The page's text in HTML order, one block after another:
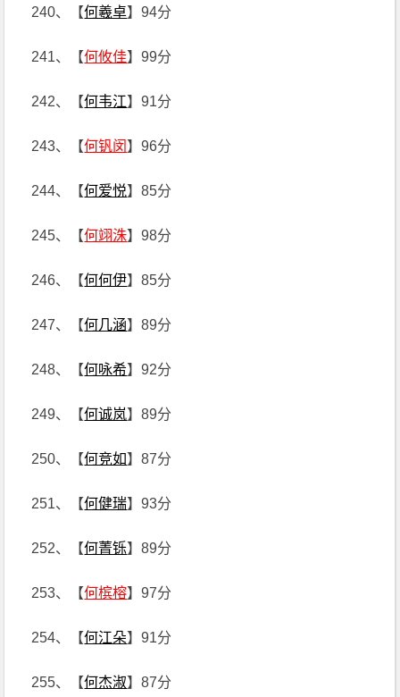
240、【何羲卓】94分
241、【何攸佳】99分
242、【何韦江】91分
243、【何钒闵 】96分
244、【何爱悦】85分
245、【何翊洙】98分
246、【何何伊】85分
247、【何几涵】89分
248、【何咏希】92分
249、【何诚岚】89分
250、【何竞如】87分
251、【何健瑞】93分
252、【何菁铄】89分
253、【何槟榕】97分
254、【何江朵】91分
255、【何杰淑】87分